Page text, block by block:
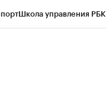
Школа управления РБК